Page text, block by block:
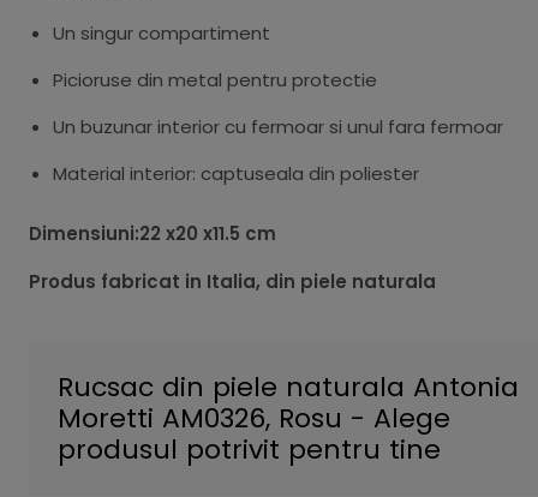
Un singur compartiment
Picioruse din metal pentru protectie
Un buzunar interior cu fermoar si unul fara fermoar
Material interior: captuseala din poliester
Dimensiuni:22 x20 x11.5 cm
Produs fabricat in Italia, din piele naturala
Rucsac din piele naturala Antonia
Moretti AM0326, Rosu - Alege
produsul potrivit pentru tine